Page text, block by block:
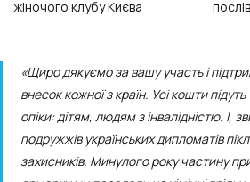
жіночого клубу Києва
«Щиро дякуємо за вашу участь і
внесок кожної з країн. Усі кошти
опіки: дітям, людям з інвалідністю. І,
подружжів українських дипломатів
захисників. Минулого року частину